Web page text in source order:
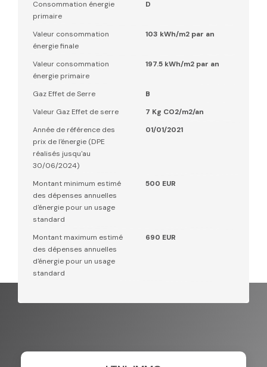
Consommation énergie
primaire
D
Valeur consommation
énergie finale
103 kWh/m2 par an
Valeur consommation
énergie primaire
197.5 kWh/m2 par an
Gaz Effet de Serre
B
Valeur Gaz Effet de serre
7 Kg CO2/m2/an
Année de référence des
prix de l'énergie (DPE
réalisés jusqu'au
30/06/2024)
01/01/2021
Montant minimum estimé
des dépenses annuelles
d'énergie pour un usage
standard
500 EUR
Montant maximum estimé
des dépenses annuelles
d'énergie pour un usage
standard
690 EUR